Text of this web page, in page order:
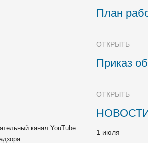
канал YouTube
План
ОТКРЫТЬ
Приказ
ОТКРЫТЬ
1 июля